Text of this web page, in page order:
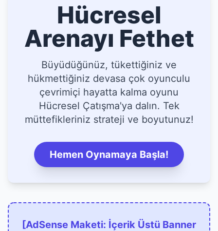
Hücresel
Arenayı Fethet
Büyüdüğünüz, tükettiğiniz ve
hükmettiğiniz devasa çok oyunculu
çevrimiçi hayatta kalma oyunu
Hücresel Çatışma'ya dalın. Tek
müttefikleriniz strateji ve boyutunuz!
Hemen Oynamaya Başla!
[AdSense Maketi: İçerik Üstü Banner